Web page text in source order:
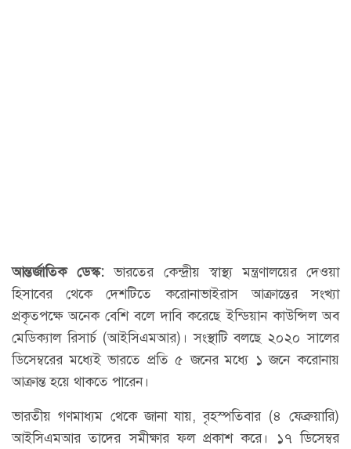
আন্তর্জাতিক ডেস্ক:ভারতের কেন্দ্রীয় স্বাস্থ্য মন্ত্রণালয়ের দেওয়া
হিসাবের থেকে দেশটিতে করোনাভাইরাস আক্রান্তের সংখ্যা
প্রকৃতপক্ষে অনেক বেশি বলে দাবি করেছে ইন্ডিয়ান কাউন্সিল অব
মেডিক্যাল রিসার্চ (আইসিএমআর)। সংস্থাটি বলছে ২০২০ সালের
ডিসেম্বরের মধ্যেই ভারতে প্রতি ৫ জনের মধ্যে ১ জনে করোনায়
আক্রান্ত হয়ে থাকতে পারেন।
ভারতীয় গণমাধ্যম থেকে জানা যায়, বৃহস্পতিবার (৪ ফেব্রুয়ারি)
আইসিএমআর তাদের সমীক্ষার ফল প্রকাশ করে। ১৭ ডিসেম্বর